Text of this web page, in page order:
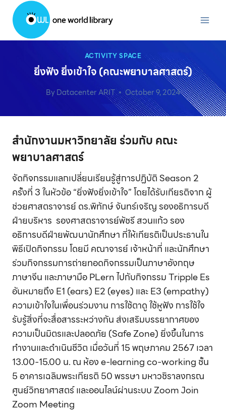
Skip
content
ACTIVITY SPACE
ยิ่งฟัง ยิ่งเข้าใจ (คณะพยาบาลศาสตร์)
ByDatacenter ARIT October 9, 2024
สำนักงานมหาวิทยาลัย ร่วมกับ คณะ
พยาบาลศาสตร์
จัดกิจกรรมแลกเปลี่ยนเรียนรู้สู่การปฏิบัติ Season 2
ครั้งที่ 3 ในหัวข้อ “ยิ่งฟังยิ่งเข้าใจ” โดยได้รับเกียรติจาก ผู้
ช่วยศาสตราจารย์ ดร.พิทักษ์ จันทร์เจริญ รองอธิการบดี
ฝ่ายบริหาร รองศาสตราจารย์พัชรี สวนแก้ว รอง
อธิการบดีฝ่ายพัฒนานักศึกษา ที่ให้เกียรติเป็นประธานใน
พิธีเปิดกิจกรรม โดยมี คณาจารย์ เจ้าหน้าที่ และนักศึกษา
ร่วมกิจกรรมการถ่ายทอดกิจกรรมเป็นภาษาอังกฤษ
ภาษาจีน และภาษามือ PLern ไปกับกิจกรรม Tripple Es
อันหมายถึง E1 (ears) E2 (eyes) และ E3 (empathy)
ความเข้าใจในเพื่อนร่วมงาน การใช้ตาดู ใช้หูฟัง การใช้ใจ
รับรู้สิ่งที่จะสื่อสารระหว่างกัน ส่งเสริมบรรยากาศของ
ความเป็นมิตรและปลอดภัย (Safe Zone) ยิ่งขึ้นในการ
ทำงานและดำเนินชีวิต เมื่อวันที่ 15 พฤษภาคม 2567 เวลา
13.00-15.00 น. ณ ห้อง e-learning co-working ชั้น
5 อาคารเฉลิมพระเกียรติ 50 พรรษา มหาวชิราลงกรณ
ศูนย์วิทยาศาสตร์ และออนไลน์ผ่านระบบ Zoom Join
Zoom Meeting